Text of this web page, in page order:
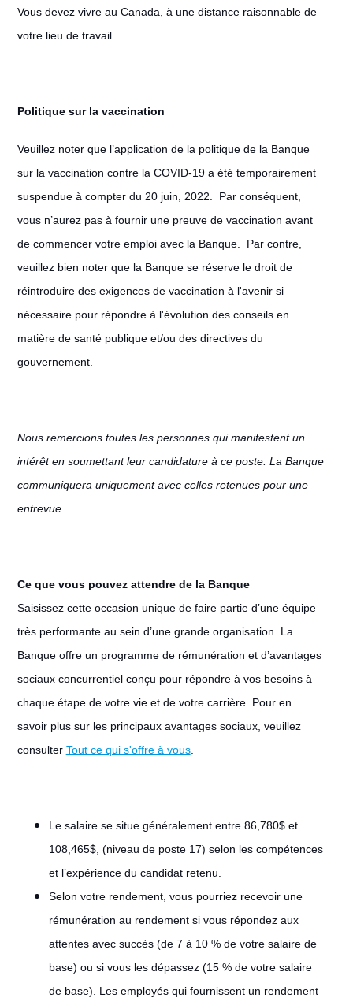
Vous devez vivre au Canada, à une distance raisonnable de
votre lieu de travail.
Politique sur la vaccination
Veuillez noter que l’application de la politique de la Banque
sur la vaccination contre la COVID-19 a été temporairement
suspendue à compter du 20 juin, 2022. Par conséquent,
vous n’aurez pas à fournir une preuve de vaccination avant
de commencer votre emploi avec la Banque. Par contre,
veuillez bien noter que la Banque se réserve le droit de
réintroduire des exigences de vaccination à l'avenir si
nécessaire pour répondre à l'évolution des conseils en
matière de santé publique et/ou des directives du
gouvernement.
Nous remercions toutes les personnes qui manifestent un
intérêt en soumettant leur candidature à ce poste. La Banque
communiquera uniquement avec celles retenues pour une
entrevue.
Ce que vous pouvez attendre de la Banque
Saisissez cette occasion unique de faire partie d’une équipe
très performante au sein d’une grande organisation. La
Banque offre un programme de rémunération et d’avantages
sociaux concurrentiel conçu pour répondre à vos besoins à
chaque étape de votre vie et de votre carrière. Pour en
savoir plus sur les principaux avantages sociaux, veuillez
consulter Tout ce qui s'offre à vous.
Le salaire se situe généralement entre 86,780$ et
108,465$, (niveau de poste 17) selon les compétences
et l’expérience du candidat retenu.
Selon votre rendement, vous pourriez recevoir une
rémunération au rendement si vous répondez aux
attentes avec succès (de 7 à 10 % de votre salaire de
base) ou si vous les dépassez (15 % de votre salaire
de base). Les employés qui fournissent un rendement